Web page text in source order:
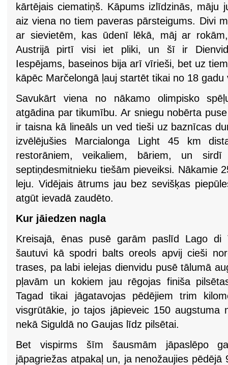
kārtējais ciematiņš. Kāpums izlīdzinās, māju
aiz viena no tiem paveras pārsteigums. Divi
ar sievietēm, kas ūdenī lēkā, māj ar
Austrijā pirtī visi iet pliki, un šī ir
Iespējams, baseinos bija arī vīrieši, bet uz
kāpēc Marčelongā ļauj startēt tikai no 18 gadu
Savukārt viena no nākamo olimpisko
atgādina par tikumību. Ar sniegu nobērta
ir taisna kā lineāls un ved tieši uz baznīcas
izvēlējušies Marcialonga Light 45 km
restorāniem, veikaliem, bāriem, un
septiņdesmitnieku tiešām pieveiksi. Nākamie
leju. Vidējais ātrums jau bez sevišķas
atgūt ievadā zaudēto.
Kur jāiedzen nagla
Kreisajā, ēnas pusē garām paslīd Lago di
šautuvi kā spodri balts oreols apvij cieši
trases, pa labi ielejas dienvidu pusē tālumā
pļavām un kokiem jau rēgojas finiša
Tagad tikai jāgatavojas pēdējiem trim
visgrūtākie, jo tajos jāpieveic 150 augstuma
nekā Siguldā no Gaujas līdz pilsētai.
Bet vispirms šīm šausmām jāpaslēpo
jāpagriežas atpakaļ un, ja nenožaujies